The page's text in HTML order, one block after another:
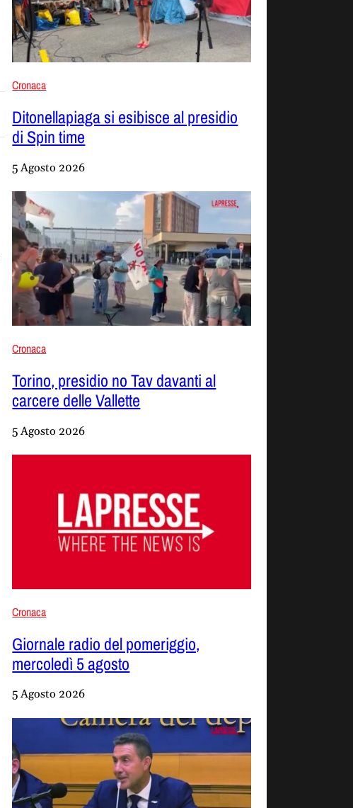
Cronaca
Ditonellapiaga si esibisce al presidio
di Spin time
5 Agosto 2026
Cronaca
Torino, presidio no Tav davanti al
carcere delle Vallette
5 Agosto 2026
Cronaca
Giornale radio del pomeriggio,
mercoledì 5 agosto
5 Agosto 2026